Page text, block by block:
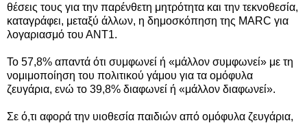
θέσεις τους για την παρένθετη μητρότητα και την τεκνοθεσία,
καταγράφει, μεταξύ άλλων, η δημοσκόπηση της MARC για
λογαριασμό του ΑΝΤ1.
Το 57,8% απαντά ότι συμφωνεί ή «μάλλον συμφωνεί» με τη
νομιμοποίηση του πολιτικού γάμου για τα ομόφυλα
ζευγάρια, ενώ το 39,8% διαφωνεί ή «μάλλον διαφωνεί».
Σε ό,τι αφορά την υιοθεσία παιδιών από ομόφυλα ζευγάρια,